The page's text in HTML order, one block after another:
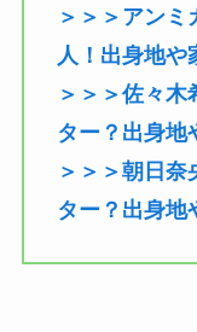
＞＞＞アンミ
人！出身地や
＞＞＞佐々
ター？出身地
＞＞＞朝日
ター？出身地